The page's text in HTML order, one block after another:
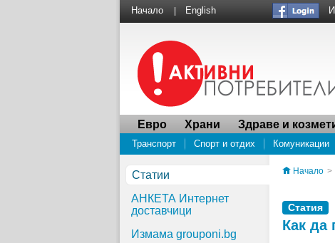
Начало English
Евро Храни Здраве и
Транспорт Спорт и отдих Комуникации
ПРОУЧВАНЕ Социалната
Статии
АНКЕТА Интернет
доставчици
Измама grouponi.bg
Начало >
Статия
Как да